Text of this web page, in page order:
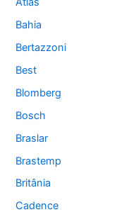
Bahia
Bertazzoni
Best
Blomberg
Bosch
Braslar
Brastemp
Britânia
Cadence